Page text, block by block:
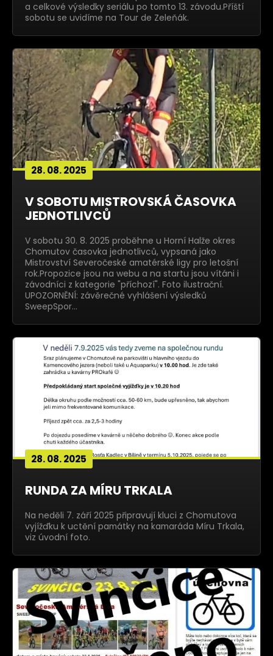
a celkové výsledky seriálu po tomto 13. závodu.Příští
sobotu se uvidíme na Tour de Zeleňák.
28. 08. 2025
V SOBOTU MISTROVSKÁ ČASOVKA
JEDNOTLIVCŮ
V sobotu 30. 8. 2025 proběhne u Horní Halže okres
Chomutov časovka jednotlivců, vypsaná jako
Mistrovství Severočeské amatérské ligy pro letošní
rok.Propozice jsou na webu a na startu jsou vítáni i
závodníci z kategorie "příchozí". Foto ilustrační.
UPOZORNĚNÍ: závěrečné vyhlášení výsledků
SweepSpor…
28. 08. 2025
RUNDA ZA MÍRU TRKALA
Na neděli 7. září 2025 připravují kluci z Chomutova
vyjížďku k uctění památky na kamaráda Míru Trkala,
viz úvodní foto.